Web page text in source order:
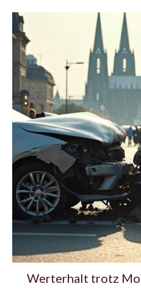
Werterhalt trotz